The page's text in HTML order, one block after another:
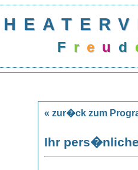
F reu d
« zur�ck zum
Ihr